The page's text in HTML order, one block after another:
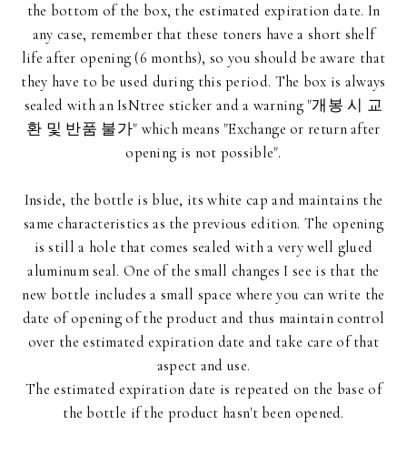
the bottom of the box, the estimated expiration date. In
any case, remember that these toners have a short shelf
life after opening (6 months), so you should be aware that
they have to be used during this period. The box is always
sealed with an IsNtree sticker and a warning "개봉 시 교
환 및 반품 불가" which means "Exchange or return after
opening is not possible".
Inside, the bottle is blue, its white cap and maintains the
same characteristics as the previous edition. The opening
is still a hole that comes sealed with a very well glued
aluminum seal. One of the small changes I see is that the
new bottle includes a small space where you can write the
date of opening of the product and thus maintain control
over the estimated expiration date and take care of that
aspect and use.
The estimated expiration date is repeated on the base of
the bottle if the product hasn't been opened.